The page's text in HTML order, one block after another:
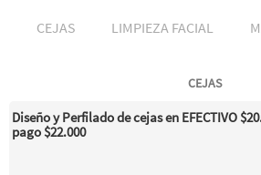
CEJAS LIMPIEZA FACIAL
CEJAS
Diseño y Perfilado de cejas en EFECTIVO
pago $22.000